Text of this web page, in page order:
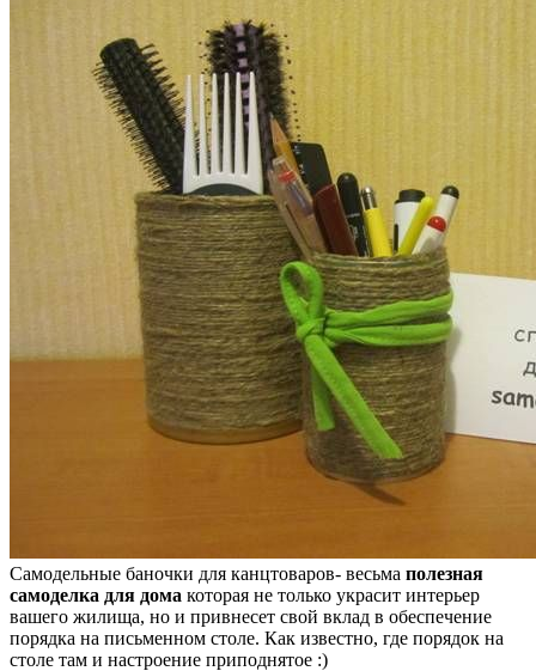
Самодельные баночки для канцтоваров- весьма полезная
самоделка для дома которая не только украсит интерьер
вашего жилища, но и привнесет свой вклад в обеспечение
порядка на письменном столе. Как известно, где порядок на
столе там и настроение приподнятое :)